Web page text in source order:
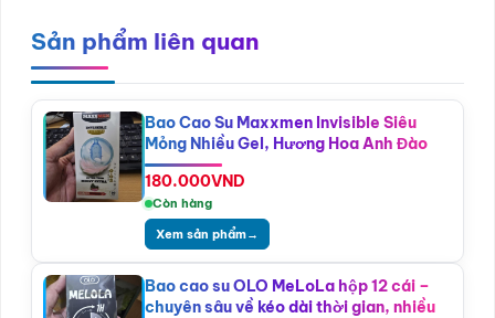
Sản phẩm liên quan
Bao Cao Su Maxxmen Invisible Siêu
Mỏng Nhiều Gel, Hương Hoa Anh Đào
180.000VND
Còn hàng
Xem sản phẩm→
Bao cao su OLO MeLoLa hộp 12 cái –
chuyên sâu về kéo dài thời gian, nhiều